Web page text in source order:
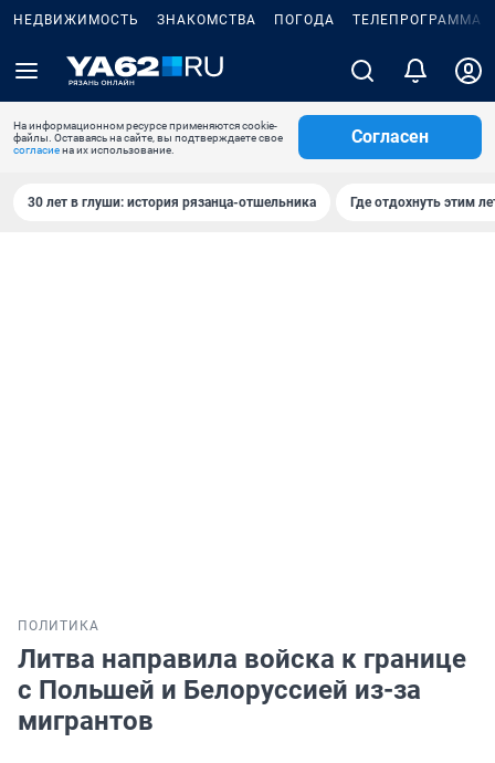
НЕДВИЖИМОСТЬ ЗНАКОМСТВА ПОГОДА ТЕЛЕПРОГРАММА
На информационном ресурсе применяются cookie-
файлы. Оставаясь на сайте, вы подтверждаете свое
согласиена их использование.
Согласен
30 лет в глуши: история рязанца-отшельника Где отдохнуть этим
ПОЛИТИКА
Литва направила войска к границе
с Польшей и Белоруссией из-за
мигрантов